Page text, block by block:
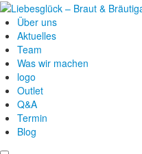
Über uns
Aktuelles
Team
Was wir machen
logo
Outlet
Q&A
Termin
Blog